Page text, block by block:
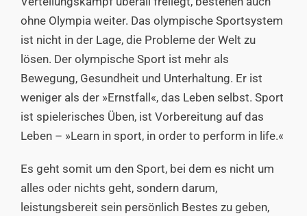
ohne Olympia weiter. Das olympische Sportsystem
ist nicht in der Lage, die Probleme der Welt zu
lösen. Der olympische Sport ist mehr als
Bewegung, Gesundheit und Unterhaltung. Er ist
weniger als der »Ernstfall«, das Leben selbst. Sport
ist spielerisches Üben, ist Vorbereitung auf das
Leben – »Learn in sport, in order to perform in life.«
Es geht somit um den Sport, bei dem es nicht um
alles oder nichts geht, sondern darum,
leistungsbereit sein persönlich Bestes zu geben,